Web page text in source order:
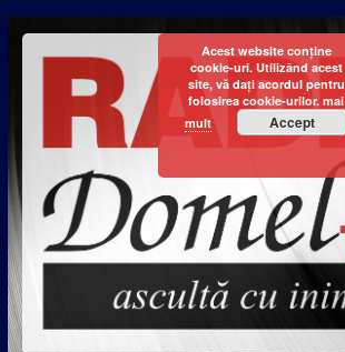
Acest website conține
cookie-uri. Utilizând acest
site, vă dați acordul pentru
folosirea cookie-urilor. mai
mult
Accept